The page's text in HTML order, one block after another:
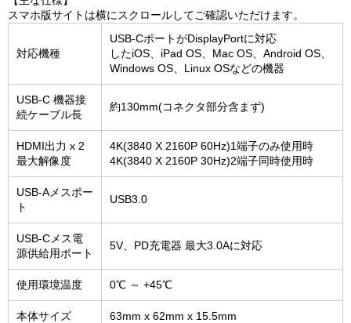
スマホ版サイトは横にスクロールしてご確認いただけます。
対応機種
USB-CポートがDisplayPortに対応
したiOS、iPad OS、Mac OS、Android OS、
Windows OS、Linux OSなどの機器
USB-C 機器接
続ケーブル長
約130mm(コネクタ部分含まず)
HDMI出力 x 2
最大解像度
4K(3840 X 2160P 60Hz)1端子のみ使用時
4K(3840 X 2160P 30Hz)2端子同時使用時
USB-Aメスポー
ト
USB3.0
USB-Cメス電
源供給用ポート
5V、PD充電器 最大3.0Aに対応
使用環境温度 0℃ ～ +45℃
本体サイズ 63mm x 62mm x 15.5mm